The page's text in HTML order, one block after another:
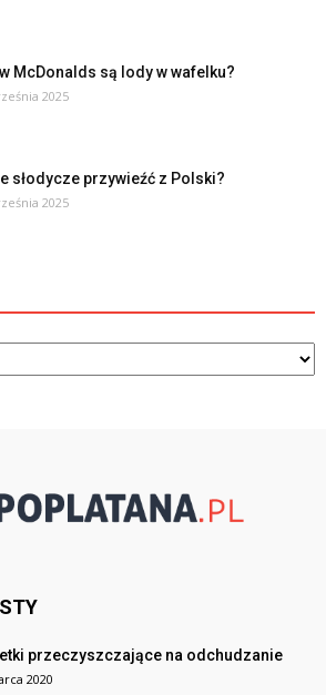
McDonalds są lody w wafelku?
2025
słodycze przywieźć z Polski?
2025
przeczyszczające na odchudzanie
2020